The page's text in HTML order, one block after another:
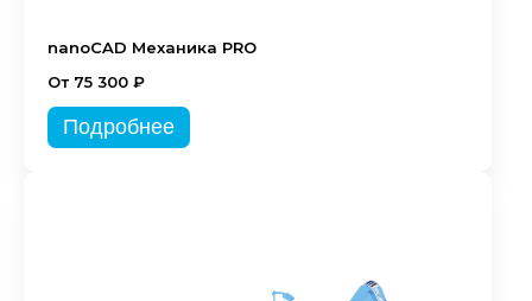
nanoCAD Механика PRO
От 75 300 ₽
Подробнее